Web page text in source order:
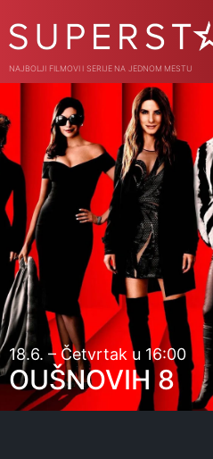
NAJBOLJI FILMOVI I SERIJE NA JEDNOM MESTU
18.6. – Četvrtak u 16:00
OUŠNOVIH 8